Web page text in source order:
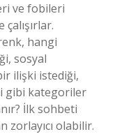
ve fobileri
hangi
sosyal
ilişki istediği,
gibi kategoriler
İlk sohbeti
zorlayıcı olabilir.